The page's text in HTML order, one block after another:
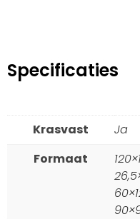
Specificaties
Krasvast
Ja
Formaat